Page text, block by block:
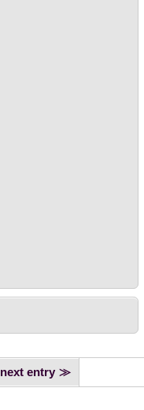
next entry